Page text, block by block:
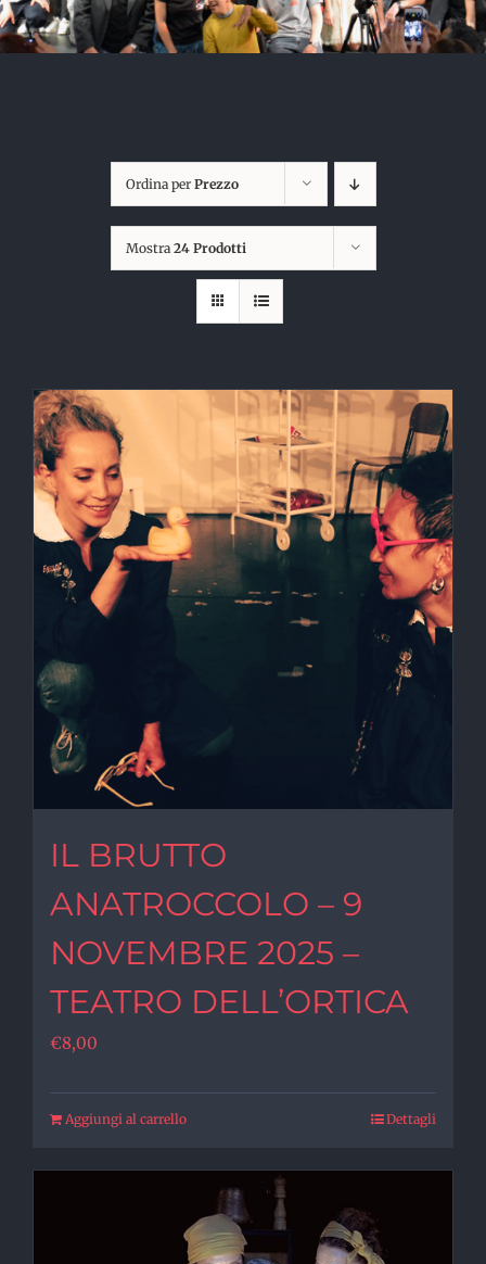
Ordina per Prezzo
Mostra 24 Prodotti
IL BRUTTO
ANATROCCOLO – 9
NOVEMBRE 2025 –
TEATRO DELL’ORTICA
€8,00
Aggiungi al carrello Dettagli